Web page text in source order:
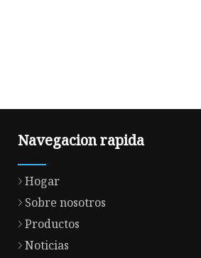
Navegacion rapida
Hogar
Sobre nosotros
Productos
Noticias